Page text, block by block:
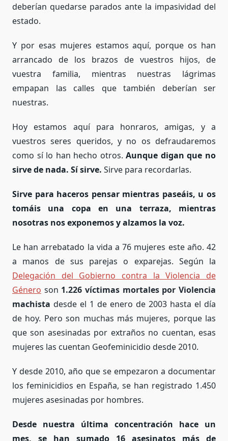
deberían quedarse parados ante la impasividad del
estado.
Y por esas mujeres estamos aquí, porque os han
arrancado de los brazos de vuestros hijos, de
vuestra familia, mientras nuestras lágrimas
empapan las calles que también deberían ser
nuestras.
Hoy estamos aquí para honraros, amigas, y a
vuestros seres queridos, y no os defraudaremos
como sí lo han hecho otros.Aunque digan que no
sirve de nada. Sí sirve. Sirve para recordarlas.
Sirve para haceros pensar mientras paseáis, u os
tomáis una copa en una terraza, mientras
nosotras nos exponemos y alzamos la voz.
Le han arrebatado la vida a 76 mujeres este año. 42
a manos de sus parejas o exparejas. Según la
Delegación del Gobierno contra la Violencia de
Género son 1.226 víctimas mortales por Violencia
machista desde el 1 de enero de 2003 hasta el día
de hoy. Pero son muchas más mujeres, porque las
que son asesinadas por extraños no cuentan, esas
mujeres las cuentan Geofeminicidio desde 2010.
Y desde 2010, año que se empezaron a documentar
los feminicidios en España, se han registrado 1.450
mujeres asesinadas por hombres.
Desde nuestra última concentración hace un
mes, se han sumado 16 asesinatos más de